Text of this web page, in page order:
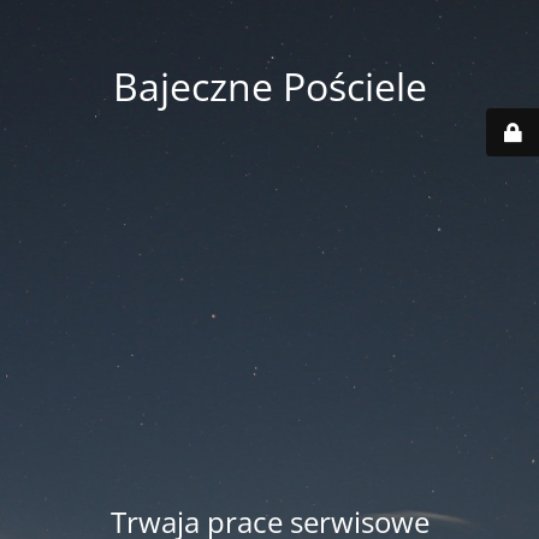
Bajeczne Pościele
Trwaja prace serwisowe